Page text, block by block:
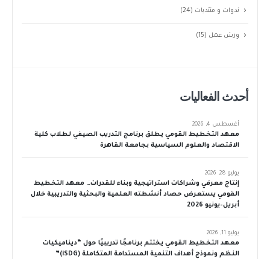
ندوات و منتديات (24)
ورش عمل (15)
أحدث الفعاليات
معهد التخطيط القومي يطلق برنامج التدريب الصيفي لطلاب كلية
الاقتصاد والعلوم السياسية بجامعة القاهرة
أغسطس 4, 2026
إنتاج معرفي وشراكات استراتيجية وبناء للقدرات… معهد التخطيط
القومي يستعرض حصاد أنشطته العلمية والبحثية والتدريبية خلال
أبريل–يونيو 2026
يوليو 28, 2026
معهد التخطيط القومي يختتم برنامجًا تدريبيًا حول “ديناميكيات
النظم ونموذج أهداف التنمية المستدامة المتكاملة (iSDG)”
يوليو 11, 2026